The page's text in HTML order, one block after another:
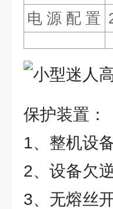
电 源 配 置
保护装置：
1、整机设
2、设备欠
3、无熔丝